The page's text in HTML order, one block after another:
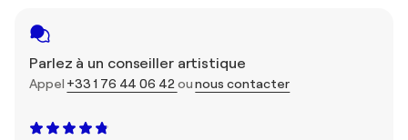
Parlez à un conseiller artistique
Appel +33 1 76 44 06 42 ounous contacter